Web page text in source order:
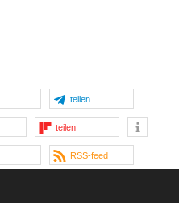
teilen
teilen
RSS-feed